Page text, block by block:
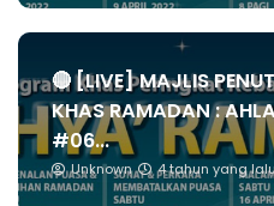
🔴 [LIVE] MAJLIS
KHAS RAMADAN :
#06...
Unknown 4 tahun yang lalu